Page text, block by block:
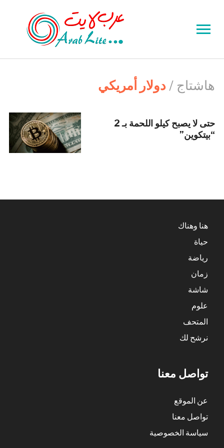
Toggle
navigationهاشتاج / دولار أمريكي
حتى لا يصبح كيلو اللحمة بـ 2
“بيتكوين”
هنا وهناك
حياة
رياضة
زمان
شاشة
علوم
المتحف
نرشح لك
تواصل معنا
عن الموقع
تواصل معنا
سياسة الخصوصية